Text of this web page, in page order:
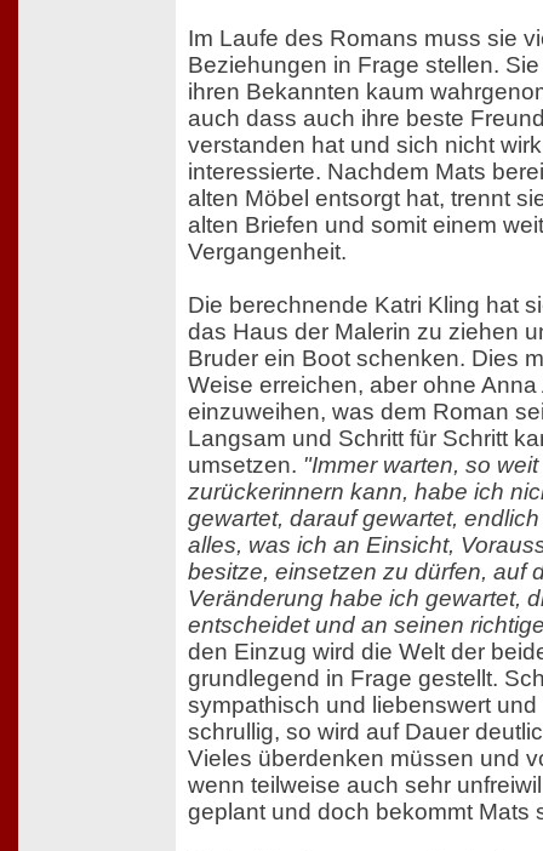
Im Laufe des Romans muss sie
Beziehungen in Frage stellen.
ihren Bekannten kaum
auch dass auch ihre beste
verstanden hat und sich nicht
interessierte. Nachdem Mats
alten Möbel entsorgt hat, trennt
alten Briefen und somit einem
Vergangenheit.
Die berechnende Katri Kling hat
das Haus der Malerin zu ziehen
Bruder ein Boot schenken. Dies
Weise erreichen, aber ohne
einzuweihen, was dem Roman
Langsam und Schritt für Schritt
umsetzen. "Immer warten, so
zurückerinnern kann, habe ich
gewartet, darauf gewartet,
alles, was ich an Einsicht,
besitze, einsetzen zu dürfen, auf
Veränderung habe ich gewartet,
entscheidet und an seinen
den Einzug wird die Welt der
grundlegend in Frage gestellt.
sympathisch und liebenswert
schrullig, so wird auf Dauer
Vieles überdenken müssen und
wenn teilweise auch sehr
geplant und doch bekommt Mats